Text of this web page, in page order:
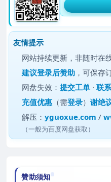
友情提示
网站持续更新，非随时在
建议登录后赞助 ，可保存
网盘失效：提交工单 ·联
充值优惠 （需登录）谢绝
解压：yguoxue.com /
（一般为百度网盘获取）
赞助须知